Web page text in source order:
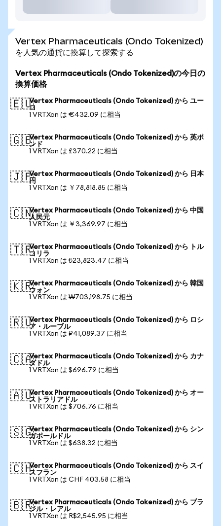
Vertex Pharmaceuticals (Ondo Tokenized)
を人気の通貨に換算して探索する
Vertex Pharmaceuticals (Ondo Tokenized)の今日の
換算価格
🇪🇺Vertex Pharmaceuticals (Ondo Tokenized) から ユー
ロ
1 VRTXon は €432.09 に相当
🇬🇧Vertex Pharmaceuticals (Ondo Tokenized) から 英ポ
ンド
1 VRTXon は £370.22 に相当
🇯🇵Vertex Pharmaceuticals (Ondo Tokenized) から 日本
円
1 VRTXon は ￥78,818.85 に相当
🇨🇳Vertex Pharmaceuticals (Ondo Tokenized) から 中国
人民元
1 VRTXon は ￥3,369.97 に相当
🇹🇷Vertex Pharmaceuticals (Ondo Tokenized) から トル
コリラ
1 VRTXon は ₺23,823.47 に相当
🇰🇷Vertex Pharmaceuticals (Ondo Tokenized) から 韓国
ウォン
1 VRTXon は ₩703,198.75 に相当
🇷🇺Vertex Pharmaceuticals (Ondo Tokenized) から ロシ
ア・ルーブル
1 VRTXon は ₽41,089.37 に相当
🇨🇦Vertex Pharmaceuticals (Ondo Tokenized) から カナ
ダドル
1 VRTXon は $696.79 に相当
🇦🇺Vertex Pharmaceuticals (Ondo Tokenized) から オー
ストラリアドル
1 VRTXon は $706.76 に相当
🇸🇬Vertex Pharmaceuticals (Ondo Tokenized) から シン
ガポールドル
1 VRTXon は $638.32 に相当
🇨🇭Vertex Pharmaceuticals (Ondo Tokenized) から スイ
スフラン
1 VRTXon は CHF 403.58 に相当
🇧🇷Vertex Pharmaceuticals (Ondo Tokenized) から ブラ
ジル・レアル
1 VRTXon は R$2,545.95 に相当